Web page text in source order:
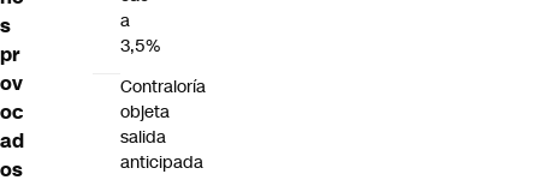
s
pr
ov
oc
ad
os
a
3,5%
Contraloría
objeta
salida
anticipada